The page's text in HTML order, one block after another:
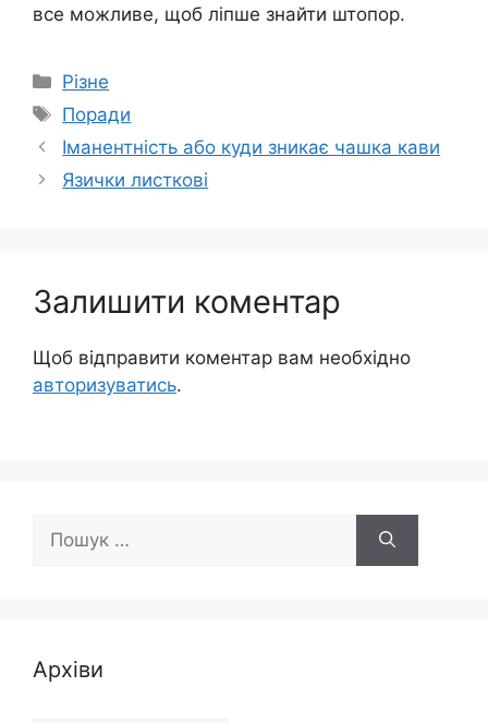
все можливе, щоб ліпше знайти штопор.
Категорії
Різне
Позначки
Поради
Іманентність або куди зникає чашка кави
Язички листкові
Залишити коментар
Щоб відправити коментар вам необхідно
авторизуватись.
Архіви